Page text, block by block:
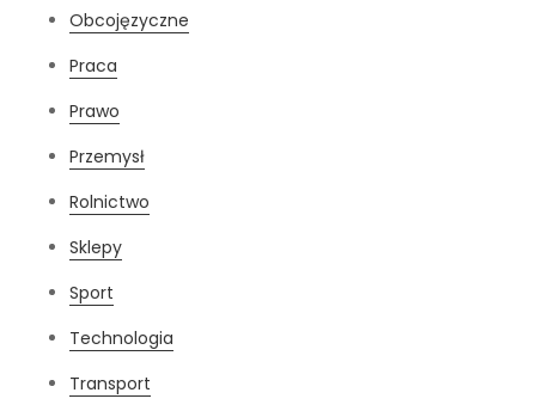
Obcojęzyczne
Praca
Prawo
Przemysł
Rolnictwo
Sklepy
Sport
Technologia
Transport